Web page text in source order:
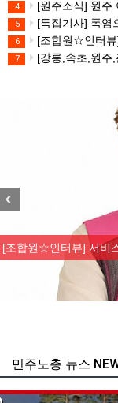
4 [원주소식] 원주
5 [특집기사] 폭염
6 [조합원☆인터뷰] 서비
7 [강릉,속초,원주
[조합원☆인터뷰] 서비
주노총 뉴스